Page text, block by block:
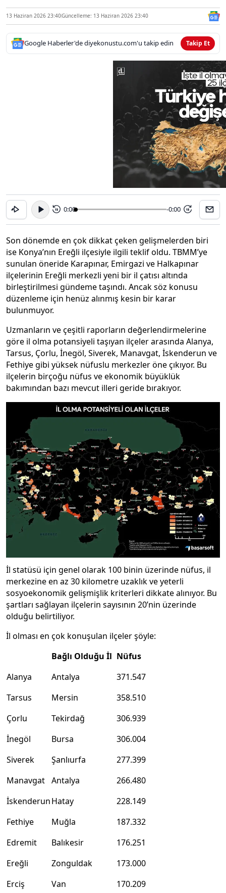
13 Haziran 2026 23:40Güncelleme: 13 Haziran 2026 23:40
Google Haberler'de diyekonustu.com'u takip edin Takip Et
15 0:00 -0:00 15
Son dönemde en çok dikkat çeken gelişmelerden biri
ise Konya’nın Ereğli ilçesiyle ilgili teklif oldu. TBMM’ye
sunulan öneride Karapınar, Emirgazi ve Halkapınar
ilçelerinin Ereğli merkezli yeni bir il çatısı altında
birleştirilmesi gündeme taşındı. Ancak söz konusu
düzenleme için henüz alınmış kesin bir karar
bulunmuyor.
Uzmanların ve çeşitli raporların değerlendirmelerine
göre il olma potansiyeli taşıyan ilçeler arasında Alanya,
Tarsus, Çorlu, İnegöl, Siverek, Manavgat, İskenderun ve
Fethiye gibi yüksek nüfuslu merkezler öne çıkıyor. Bu
ilçelerin birçoğu nüfus ve ekonomik büyüklük
bakımından bazı mevcut illeri geride bırakıyor.
İl statüsü için genel olarak 100 binin üzerinde nüfus, il
merkezine en az 30 kilometre uzaklık ve yeterli
sosyoekonomik gelişmişlik kriterleri dikkate alınıyor. Bu
şartları sağlayan ilçelerin sayısının 20’nin üzerinde
olduğu belirtiliyor.
İl olması en çok konuşulan ilçeler şöyle:
Bağlı Olduğu İl Nüfus
Alanya
Antalya
371.547
Tarsus
Mersin
358.510
Çorlu
Tekirdağ
306.939
İnegöl
Bursa
306.004
Siverek
Şanlıurfa
277.399
Manavgat Antalya
266.480
İskenderunHatay
228.149
Fethiye
Muğla
187.332
Edremit
Balıkesir
176.251
Ereğli
Zonguldak
173.000
Erciş
Van 170.209